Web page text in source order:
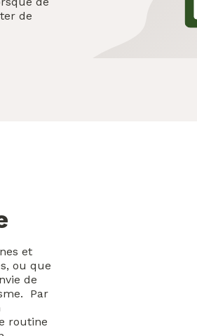
de
et
ou que
de
Par
routine